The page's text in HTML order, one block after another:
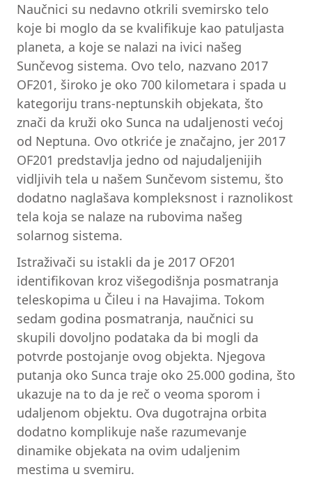
Naučnici su nedavno otkrili svemirsko telo
koje bi moglo da se kvalifikuje kao patuljasta
planeta, a koje se nalazi na ivici našeg
Sunčevog sistema. Ovo telo, nazvano 2017
OF201, široko je oko 700 kilometara i spada u
kategoriju trans-neptunskih objekata, što
znači da kruži oko Sunca na udaljenosti većoj
od Neptuna. Ovo otkriće je značajno, jer 2017
OF201 predstavlja jedno od najudaljenijih
vidljivih tela u našem Sunčevom sistemu, što
dodatno naglašava kompleksnost i raznolikost
tela koja se nalaze na rubovima našeg
solarnog sistema.
Istraživači su istakli da je 2017 OF201
identifikovan kroz višegodišnja posmatranja
teleskopima u Čileu i na Havajima. Tokom
sedam godina posmatranja, naučnici su
skupili dovoljno podataka da bi mogli da
potvrde postojanje ovog objekta. Njegova
putanja oko Sunca traje oko 25.000 godina, što
ukazuje na to da je reč o veoma sporom i
udaljenom objektu. Ova dugotrajna orbita
dodatno komplikuje naše razumevanje
dinamike objekata na ovim udaljenim
mestima u svemiru.